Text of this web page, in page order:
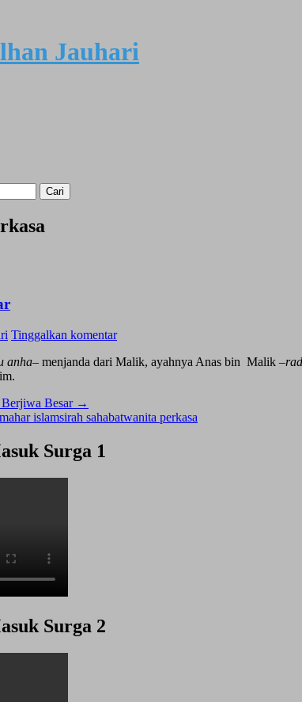
Jauhari
Tinggalkan komentar
anha– menjanda dari Malik, ayahnya Anas bin Malik –
Besar →
mahar islamsirah sahabatwanita perkasa
Surga 1
Surga 2